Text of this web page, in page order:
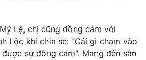
Podcast
Lệ, chị cũng đồng cảm với
Lộc khi chia sẻ: "Cái gì chạm vào
sự đồng cảm". Mang đến sân